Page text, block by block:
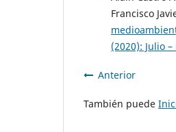
Francisco
(2020): Julio
Anterior
También puede